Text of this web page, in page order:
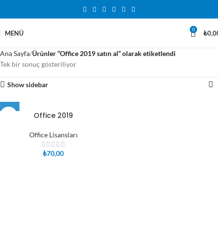
MENÜ 0 ₺
Ana Sayfa Ürünler “Office 2019 satın al” olarak etiketlendi
Tek bir sonuç gösteriliyor
Show sidebar
Office 2019
Office Lisansları
₺70,00